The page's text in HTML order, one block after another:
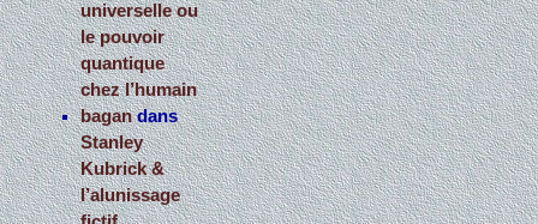
universelle ou
le pouvoir
quantique
chez l’humain
bagandans
Stanley
Kubrick &
l’alunissage